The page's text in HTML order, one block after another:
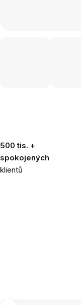
500 tis. +
spokojených
klientů